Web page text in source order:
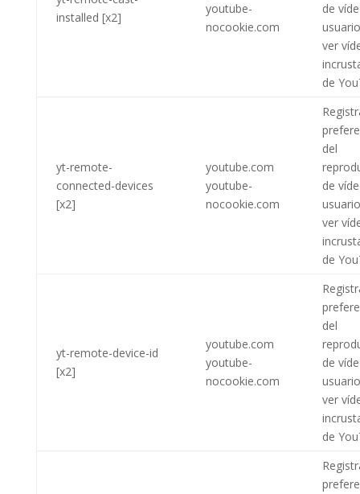
installed [x2]
youtube-
nocookie.com
de
ver
de
yt-remote-
connected-devices
[x2]
youtube.com
youtube-
nocookie.com
del
de
ver
de
yt-remote-device-id
[x2]
youtube.com
youtube-
nocookie.com
del
de
ver
de